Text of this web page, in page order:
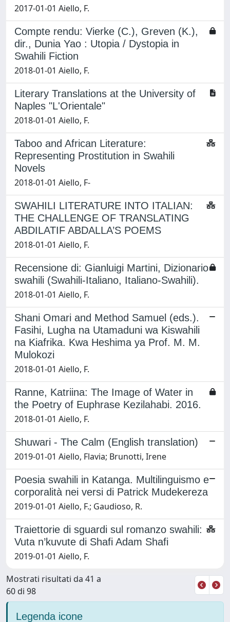
2017-01-01 Aiello, F.
Compte rendu: Vierke (C.), Greven (K.),
dir., Dunia Yao : Utopia / Dystopia in
Swahili Fiction
2018-01-01 Aiello, F.
Literary Translations at the University of
Naples "L'Orientale"
2018-01-01 Aiello, F.
Taboo and African Literature:
Representing Prostitution in Swahili
Novels
2018-01-01 Aiello, F-
SWAHILI LITERATURE INTO ITALIAN:
THE CHALLENGE OF TRANSLATING
ABDILATIF ABDALLA’S POEMS
2018-01-01 Aiello, F.
Recensione di: Gianluigi Martini, Dizionario
swahili (Swahili-Italiano, Italiano-Swahili).
2018-01-01 Aiello, F.
Shani Omari and Method Samuel (eds.).
Fasihi, Lugha na Utamaduni wa Kiswahili
na Kiafrika. Kwa Heshima ya Prof. M. M.
Mulokozi
2018-01-01 Aiello, F.
Ranne, Katriina: The Image of Water in
the Poetry of Euphrase Kezilahabi. 2016.
2018-01-01 Aiello, F.
Shuwari - The Calm (English translation)
2019-01-01 Aiello, Flavia; Brunotti, Irene
Poesia swahili in Katanga. Multilinguismo e
corporalità nei versi di Patrick Mudekereza
2019-01-01 Aiello, F.; Gaudioso, R.
Traiettorie di sguardi sul romanzo swahili:
Vuta n’kuvute di Shafi Adam Shafi
2019-01-01 Aiello, F.
Mostrati risultati da 41 a
60 di 98
Legenda icone